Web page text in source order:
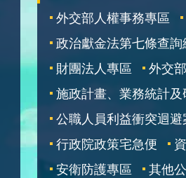
外交部人權事務專區
政治獻金法第七條查詢
財團法人專區
外交
施政計畫、業務統計及
公職人員利益衝突迴
行政院政策宅急便
安衛防護專區
其他